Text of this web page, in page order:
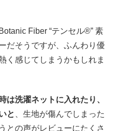
Fiber “テンセル®” 素
だそうですが、ふんわり優
く感じてしまうかもしれま
は洗濯ネットに入れたり、
と
、生地が傷んでしまった
との声がレビューにたくさ